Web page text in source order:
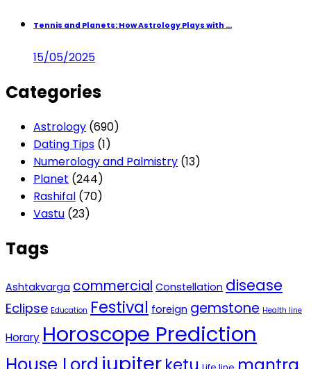
Tennis and Planets: How Astrology Plays with ...
15/05/2025
Categories
Astrology (690)
Dating Tips (1)
Numerology and Palmistry (13)
Planet (244)
Rashifal (70)
Vastu (23)
Tags
Ashtakvarga commercial Constellation disease
Eclipse Education Festival foreign gemstone Health line
Horary Horoscope Prediction
mantra